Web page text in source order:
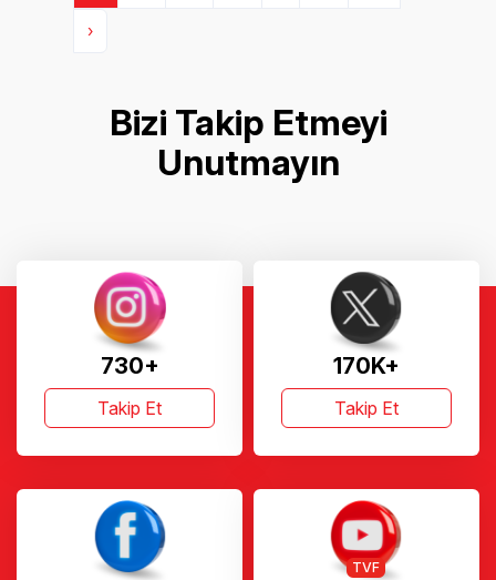
›
Bizi Takip Etmeyi
Unutmayın
730+
Takip Et
170K+
Takip Et
TVF